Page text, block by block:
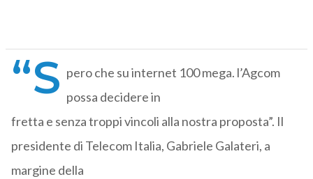
“S pero che su internet 100 mega. l’Agcom
possa decidere in
fretta e senza troppi vincoli alla nostra proposta”. Il
presidente di Telecom Italia, Gabriele Galateri, a
margine della